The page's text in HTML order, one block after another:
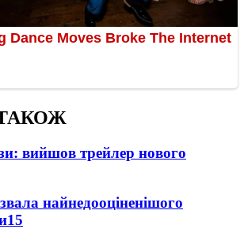
вийшов трейлер нового
найнедооціненішого
15